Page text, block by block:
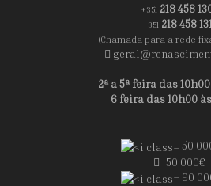
+351 218 458
+351 218 458 131
(Chamada para a rede
2ª a 5ª feira das
6 feira das 10h00
50
50 000€
90